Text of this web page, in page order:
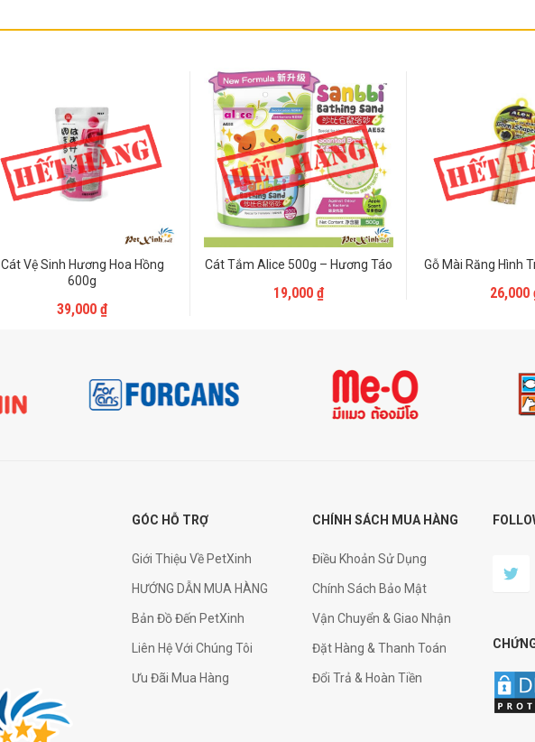
Cát Vệ Sinh Hương Hoa Hồng
600g
39,000 ₫
Liên Hệ
Cát Tắm Alice 500g – Hương Táo
19,000 ₫
Liên Hệ
Gỗ Mài Răng Hình
26,000
GÓC HỖ TRỢ
Giới Thiệu Về PetXinh
HƯỚNG DẪN MUA HÀNG
Bản Đồ Đến PetXinh
Liên Hệ Với Chúng Tôi
Ưu Đãi Mua Hàng
CHÍNH SÁCH MUA HÀNG
Điều Khoản Sử Dụng
Chính Sách Bảo Mật
Vận Chuyển & Giao Nhận
Đặt Hàng & Thanh Toán
Đổi Trả & Hoàn Tiền